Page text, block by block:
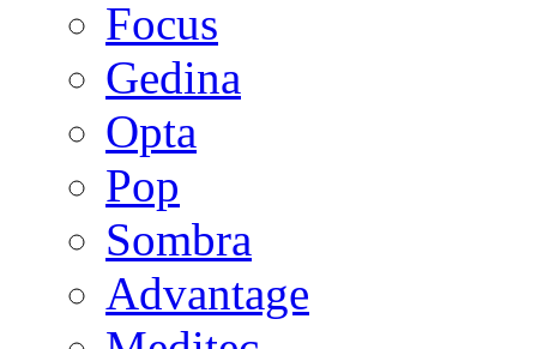
Focus
Gedina
Opta
Pop
Sombra
Advantage